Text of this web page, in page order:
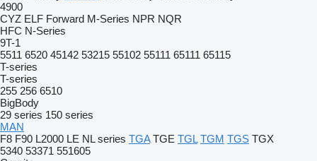
4900
CYZ ELF Forward M-Series NPR NQR
HFC N-Series
9T-1
5511 6520 45142 53215 55102 55111 65111 65115
T-series
T-series
255 256 6510
BigBody
29 series 150 series
MAN
F8 F90 L2000 LE NL series TGA TGE TGL TGM TGS TGX
5340 53371 551605